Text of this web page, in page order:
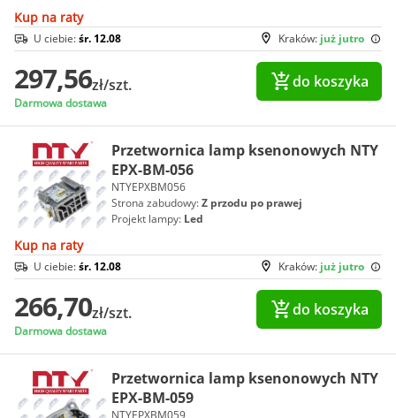
Kup na raty
Kraków: już jutro
U ciebie:śr. 12.08
297,56zł/szt.
Darmowa dostawa
do koszyka
Przetwornica lamp ksenonowych NTY
EPX-BM-056
NTYEPXBM056
Strona zabudowy:Z przodu po prawej
Projekt lampy: Led
Kup na raty
Kraków: już jutro
U ciebie:śr. 12.08
266,70zł/szt.
Darmowa dostawa
do koszyka
Przetwornica lamp ksenonowych NTY
EPX-BM-059